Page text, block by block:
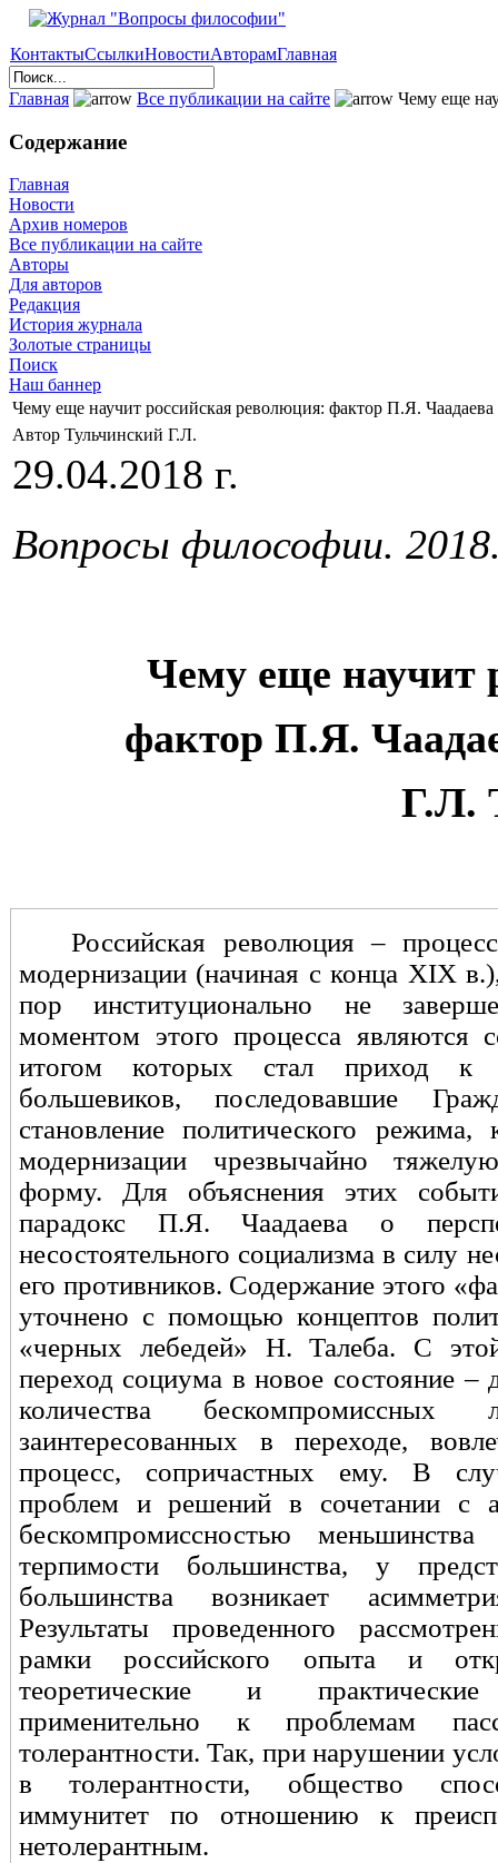
КонтактыСсылкиНовостиАвторамГлавная
Главная Все публикации на сайте Чему еще
Содержание
Главная
Новости
Архив номеров
Все публикации на сайте
Авторы
Для авторов
Редакция
История журнала
Золотые страницы
Поиск
Наш баннер
Чему еще научит российская революция: фактор П.Я. Чаадаева
Автор Тульчинский Г.Л.
29.04.2018 г.
Вопросы философии. 2018
Чему еще научит
фактор П.Я.
Г.Л.
Российская революция –
модернизации (начиная с конца XIX
пор институционально не
моментом этого процесса являются
итогом которых стал приход к
большевиков, последовавшие
становление политического режима,
модернизации чрезвычайно
форму. Для объяснения этих
парадокс П.Я. Чаадаева о
несостоятельного социализма в силу
его противников. Содержание этого
уточнено с помощью концептов
«черных лебедей» Н. Талеба. С
переход социума в новое состояние –
количества
заинтересованных в переходе,
процесс, сопричастных ему. В
проблем и решений в сочетании с
бескомпромиссностью
терпимости большинства, у
большинства возникает
Результаты проведенного
рамки российского опыта и
теоретические и
применительно к проблемам
толерантности. Так, при нарушении
в толерантности, общество
иммунитет по отношению к
нетолерантным.